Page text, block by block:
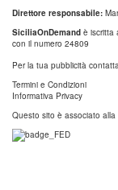
Direttore responsabile:
SiciliaOnDemand è iscritta
con il numero 24809
Per la tua pubblicità
Termini e Condizioni
Informativa Privacy
Questo sito è associato alla